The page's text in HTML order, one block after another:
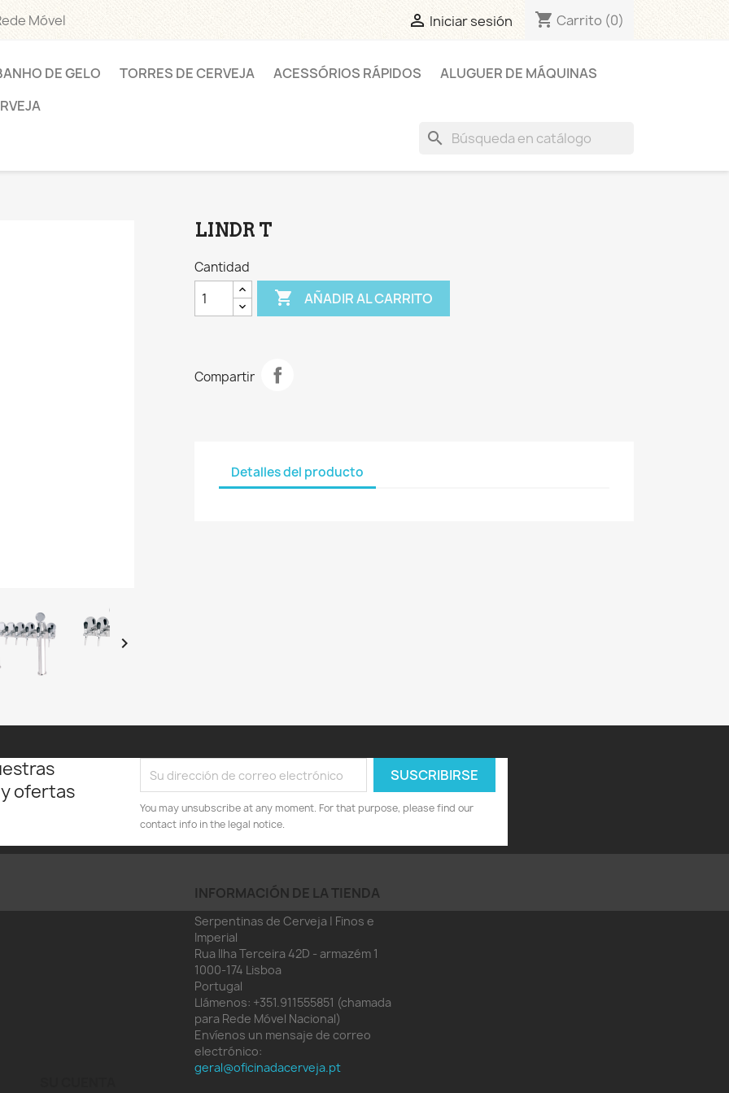
Móvel  Iniciar sesión shopping_cart Carrito (0)
DE GELO TORRES DE CERVEJA ACESSÓRIOS RÁPIDOS
ALUGUER DE MÁQUINAS
search

LINDR T
Cantidad
 AÑADIR AL CARRITO
Compartir
Detalles del producto
ofertas
You may unsubscribe at any moment. For that purpose, please find our
contact info in the legal notice.
INFORMACIÓN DE LA TIENDA
Serpentinas de Cerveja | Finos e
Imperial
Rua Ilha Terceira 42D - armazém 1
1000-174 Lisboa
Portugal
Llámenos: +351.911555851 (chamada
para Rede Móvel Nacional)
Envíenos un mensaje de correo
electrónico:
geral@oficinadacerveja.pt